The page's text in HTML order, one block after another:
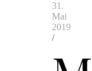
31.
Mai
2019
/